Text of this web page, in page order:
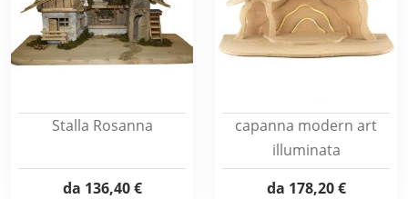
Stalla Rosanna
da 136,40 €
capanna modern art
illuminata
da 178,20 €